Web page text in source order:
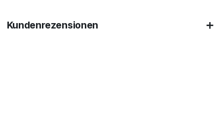
Kundenrezensionen